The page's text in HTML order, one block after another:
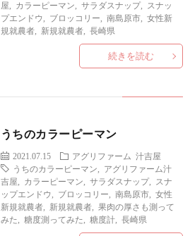
屋
カラーピーマン サラダスナップ,
スナッ
プエンドウ
ブロッコリー 南島原市, 女性新
規就農者, 新規就農者, 長崎県
続きを読む
うちのカラーピーマン
2021.07.15 アグリファーム
汁吉屋
うちのカラーピーマン
アグリファーム汁
吉屋
カラーピーマン サラダスナップ,
スナ
ップエンドウ
ブロッコリー 南島原市, 女性
新規就農者, 新規就農者, 果肉の厚さも測って
みた
糖度測ってみた 糖度計, 長崎県